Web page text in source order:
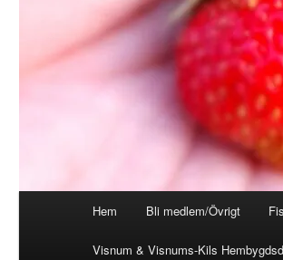
Hem Bli medlem/Övrigt
Visnum & Visnums-Kils